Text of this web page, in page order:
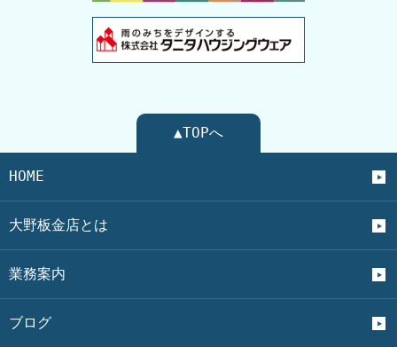
▲TOPへ
HOME
大野板金店とは
業務案内
ブログ